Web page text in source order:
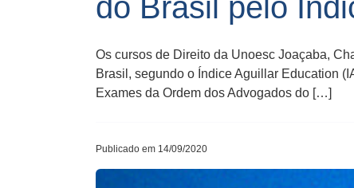
do Brasil pelo
Os cursos de Direito da Unoesc Joaçaba,
Brasil, segundo o Índice Aguillar Education
Exames da Ordem dos Advogados do […]
Publicado em 14/09/2020